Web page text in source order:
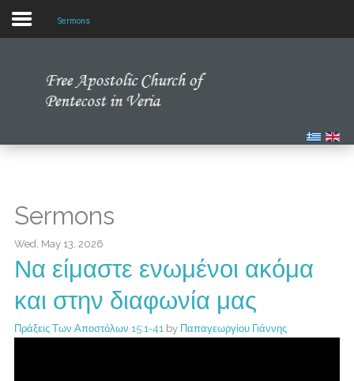
Home
Sermons
Sermons
Wed, May 13, 2026
Να είμαστε ενωμένοι ακόμα
και στην διαφωνία μας
Πράξεις Των Αποστόλων 15:1-41by Παπαγεωργίου Γιάννης